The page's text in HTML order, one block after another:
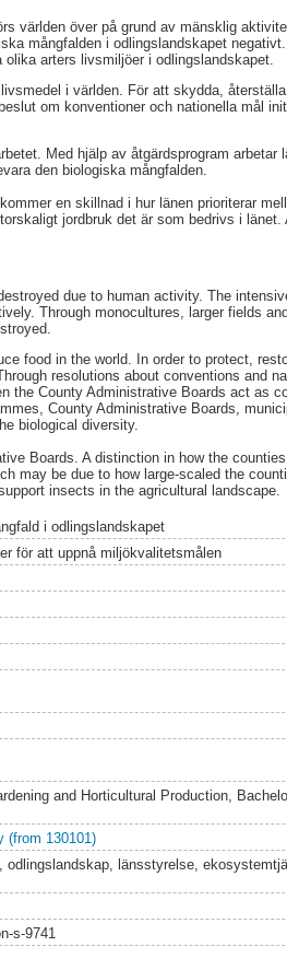
världen över på grund av mänsklig
mångfalden i odlingslandskapet
arters livsmiljöer i odlingslandskapet.
i världen. För att skydda,
om konventioner och nationella mål
Med hjälp av åtgärdsprogram arbetar
den biologiska mångfalden.
en skillnad i hur länen prioriterar
jordbruk det är som bedrivs i länet.
due to human activity. The
Through monocultures, larger fields
food in the world. In order to protect,
resolutions about conventions and
the County Administrative Boards act as
County Administrative Boards,
biological diversity.
Boards. A distinction in how the
may be due to how large-scaled the
insects in the agricultural landscape.
i odlingslandskapet
för att uppnå miljökvalitetsmålen
and Horticultural Production,
(from 130101)
länsstyrelse,
s-9741